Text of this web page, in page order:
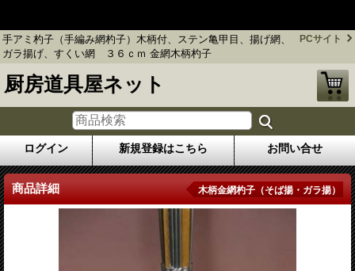
手アミ杓子（手編み網杓子）木柄付、ステン亀甲目、揚げ網、
ガラ揚げ、すくい網 ３６ｃｍ 金網木柄杓子
PCサイト
厨房道具屋ネット
ログイン 新規登録はこちら お問い合せ
商品詳細 木柄金網杓子（そば揚・ガラ揚）